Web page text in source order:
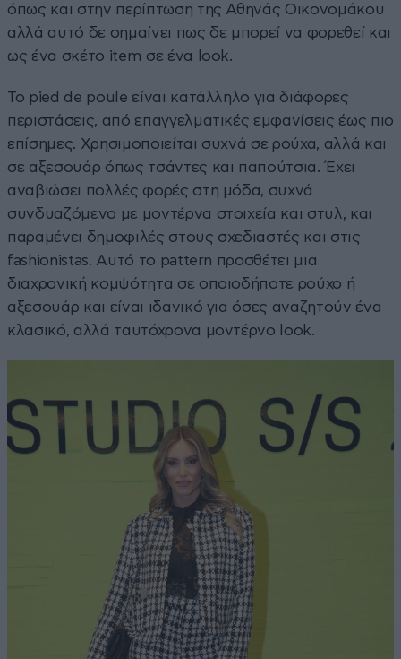
όπως και στην περίπτωση της Αθηνάς Οικονομάκου
αλλά αυτό δε σημαίνει πως δε μπορεί να φορεθεί και
ως ένα σκέτο item σε ένα look.
Το pied de poule είναι κατάλληλο για διάφορες
περιστάσεις, από επαγγελματικές εμφανίσεις έως πιο
επίσημες. Χρησιμοποιείται συχνά σε ρούχα, αλλά και
σε αξεσουάρ όπως τσάντες και παπούτσια. Έχει
αναβιώσει πολλές φορές στη μόδα, συχνά
συνδυαζόμενο με μοντέρνα στοιχεία και στυλ, και
παραμένει δημοφιλές στους σχεδιαστές και στις
fashionistas. Αυτό το pattern προσθέτει μια
διαχρονική κομψότητα σε οποιοδήποτε ρούχο ή
αξεσουάρ και είναι ιδανικό για όσες αναζητούν ένα
κλασικό, αλλά ταυτόχρονα μοντέρνο look.